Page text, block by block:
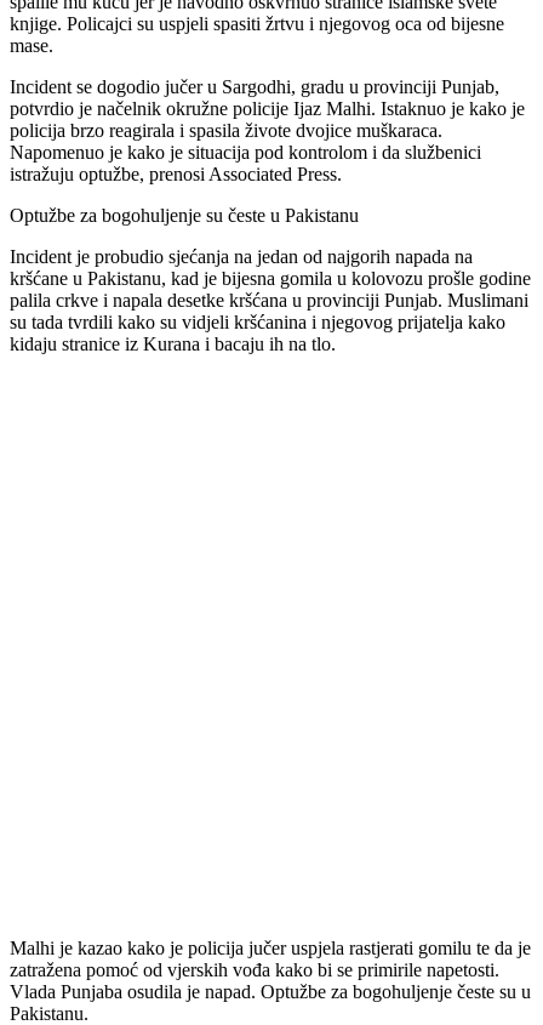
knjige. Policajci su uspjeli spasiti žrtvu i njegovog oca od bijesne
mase.
Incident se dogodio jučer u Sargodhi, gradu u provinciji Punjab,
potvrdio je načelnik okružne policije Ijaz Malhi. Istaknuo je kako je
policija brzo reagirala i spasila živote dvojice muškaraca.
Napomenuo je kako je situacija pod kontrolom i da službenici
istražuju optužbe, prenosi Associated Press.
Optužbe za bogohuljenje su česte u Pakistanu
Incident je probudio sjećanja na jedan od najgorih napada na
kršćane u Pakistanu, kad je bijesna gomila u kolovozu prošle godine
palila crkve i napala desetke kršćana u provinciji Punjab. Muslimani
su tada tvrdili kako su vidjeli kršćanina i njegovog prijatelja kako
kidaju stranice iz Kurana i bacaju ih na tlo.
Malhi je kazao kako je policija jučer uspjela rastjerati gomilu te da je
zatražena pomoć od vjerskih vođa kako bi se primirile napetosti.
Vlada Punjaba osudila je napad. Optužbe za bogohuljenje česte su u
Pakistanu.